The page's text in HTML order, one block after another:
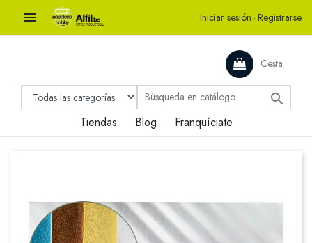
 Iniciar sesión · Registrarse
Cesta

Tiendas Blog Franquíciate